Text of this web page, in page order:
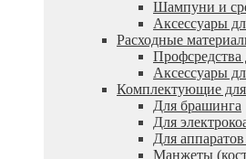
Шампуни и
Аксессуары
Расходные
Аксессуары
Комплектующие
Для брашинга
Для
Для
Манжеты